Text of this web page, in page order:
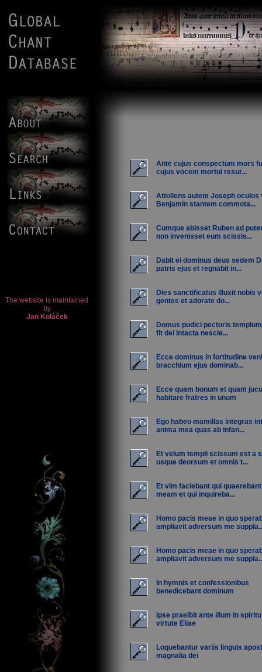
Ante cujus conspectum mors
cujus vocem mortui resur...
Attollens autem Joseph oculos
Benjamin stantem commota...
Cumque abisset Ruben ad
non invenisset eum scissis...
Dabit ei dominus deus sedem
patris ejus et regnabit in...
Dies sanctificatus illuxit nobis
gentes et adorate do...
Domus pudici pectoris
fit dei intacta nescie...
Ecce dominus in fortitudine
bracchium ejus dominab...
Ecce quam bonum et quam
habitare fratres in unum
Ego habeo mamillas integras
anima mea quas ab infan...
Et velum templi scissum est a
usque deorsum et omnis t...
Et vim faciebant qui
meam et qui inquireba...
Homo pacis meae in quo
ampliavit adversum me
Homo pacis meae in quo
ampliavit adversum me
In hymnis et confessionibus
benedicebant dominum
Ipse praeibit ante illum in
virtute Eliae
Loquebantur variis linguis
magnalia dei